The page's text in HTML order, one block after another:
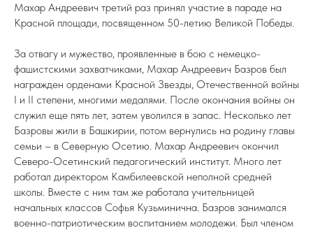
Махар Андреевич третий раз принял участие в параде на
Красной площади, посвященном 50-летию Великой Победы.
За отвагу и мужество, проявленные в бою с немецко-
фашистскими захватчиками, Махар Андреевич Базров был
награжден орденами Красной Звезды, Отечественной войны
I и II степени, многими медалями. После окончания войны он
служил еще пять лет, затем уволился в запас. Несколько лет
Базровы жили в Башкирии, потом вернулись на родину главы
семьи – в Северную Осетию. Махар Андреевич окончил
Северо-Осетинский педагогический институт. Много лет
работал директором Камбилеевской неполной средней
школы. Вместе с ним там же работала учительницей
начальных классов Софья Кузьминична. Базров занимался
военно-патриотическим воспитанием молодежи. Был членом